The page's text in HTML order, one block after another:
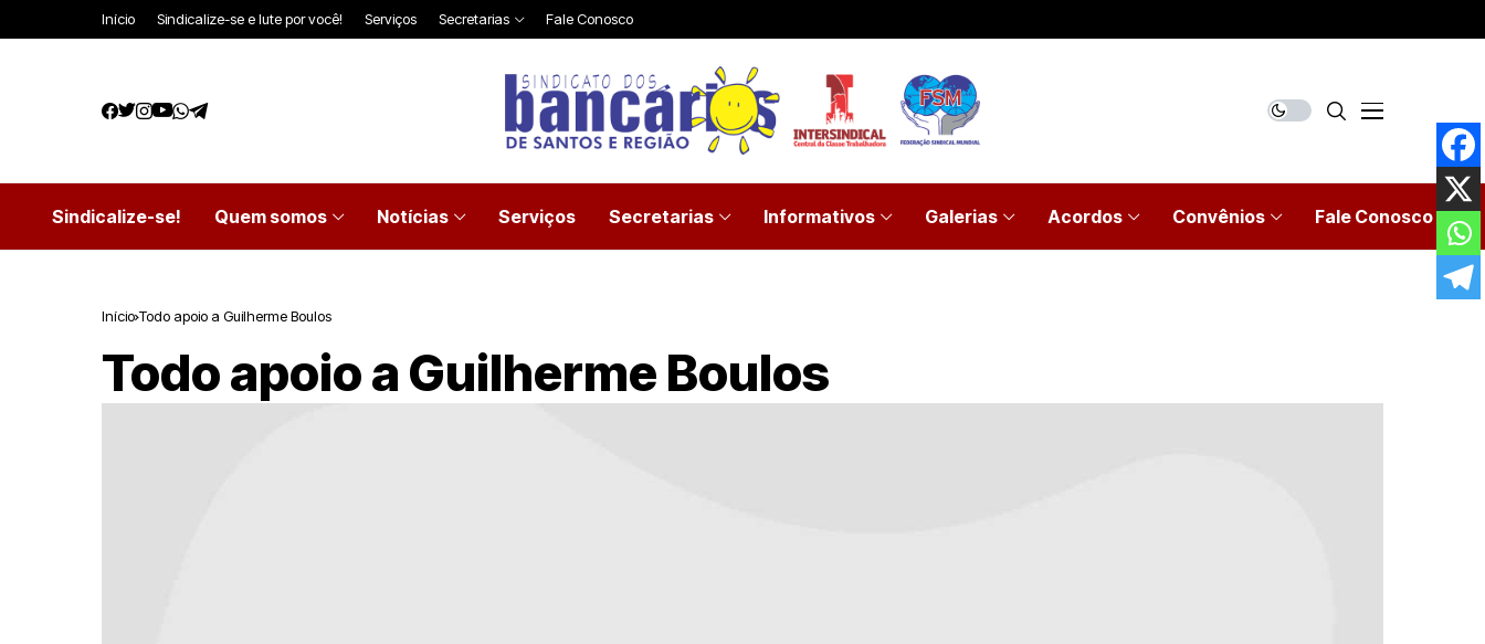
Início Sindicalize-se e lute por você! Serviços Secretarias Fale Conosco
Sindicalize-se! Quem somos Notícias Serviços Secretarias Informativos Galerias Acordos Convênios Fale Conosco
Início Todo apoio a Guilherme Boulos
Todo apoio a Guilherme Boulos